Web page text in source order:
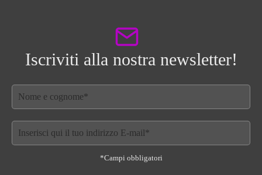
Iscriviti alla nostra newsletter!
*Campi obbligatori